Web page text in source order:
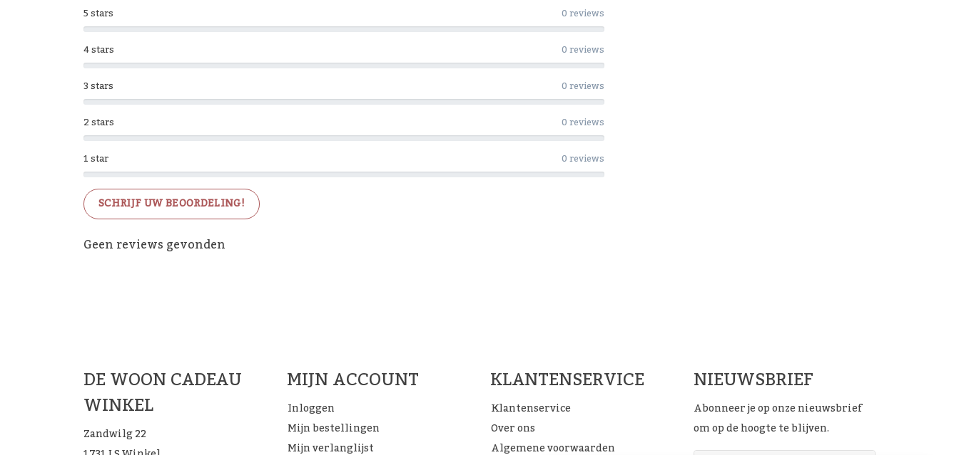
1 star 0 reviews
2 stars 0 reviews
3 stars 0 reviews
4 stars 0 reviews
5 stars 0 reviews
SCHRIJF UW BEOORDELING!
Geen reviews gevonden
DE WOON CADEAU
WINKEL
Zandwilg 22
MIJN ACCOUNT
Inloggen
Mijn bestellingen
Mijn verlanglijst
KLANTENSERVICE
Klantenservice
Over ons
Algemene voorwaarden
NIEUWSBRIEF
Abonneer je op onze nieuwsbrief
om op de hoogte te blijven.